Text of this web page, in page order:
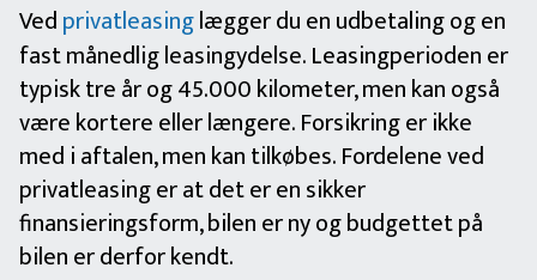
Vedprivatleasinglægger du en udbetaling og en
fast månedlig leasingydelse. Leasingperioden er
typisk tre år og 45.000 kilometer, men kan også
være kortere eller længere. Forsikring er ikke
med i aftalen, men kan tilkøbes. Fordelene ved
privatleasing er at det er en sikker
finansieringsform, bilen er ny og budgettet på
bilen er derfor kendt.